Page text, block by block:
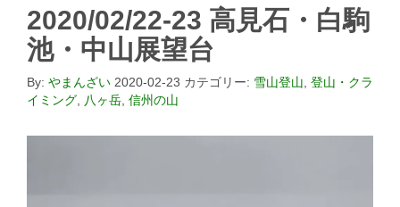
2020/02/22-23 高見石・白駒
池・中山展望台
By: やまんざい 2020-02-23 カテゴリー: 雪山登山 登山・クラ
イミング
八ヶ岳 信州の山